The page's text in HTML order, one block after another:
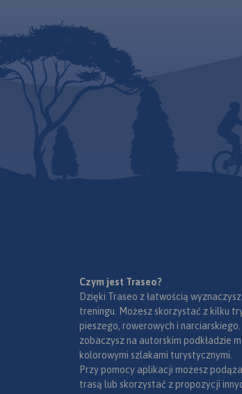
Czym jest Traseo?
Dzięki Traseo z łatwością
treningu. Możesz skorzystać z kilku
pieszego, rowerowych i
zobaczysz na autorskim podkładzie
kolorowymi szlakami turystycznymi.
Przy pomocy aplikacji możesz
trasą lub skorzystać z propozycji